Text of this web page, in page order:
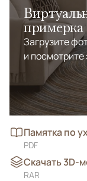
примерка
Загрузите
и посмотрите
Памятка по
PDF
Скачать 3D-
RAR